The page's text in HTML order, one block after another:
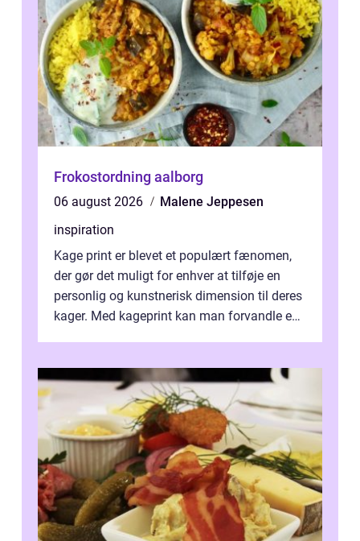
Frokostordning aalborg
06 august 2026
Malene Jeppesen
inspiration
Kage print er blevet et populært fænomen,
der gør det muligt for enhver at tilføje en
personlig og kunstnerisk dimension til deres
kager. Med kageprint kan man forvandle en